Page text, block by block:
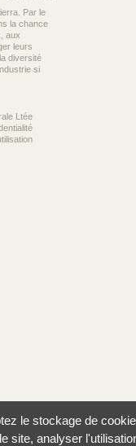
Par le
la chance
aux
leurs
diversité
si
Ltée
le stockage de
site, analyser